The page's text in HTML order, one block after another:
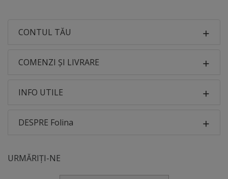
CONTUL TĂU
COMENZI ȘI LIVRARE
INFO UTILE
DESPRE Folina
URMĂRIȚI-NE